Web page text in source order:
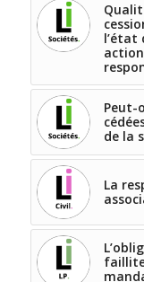
l’état
Peut-
de la
La